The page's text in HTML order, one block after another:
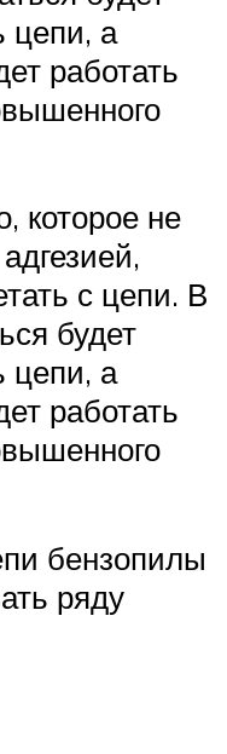
цепи, а
работать
которое не
с цепи. В
будет
цепи, а
работать
бензопилы
ряду